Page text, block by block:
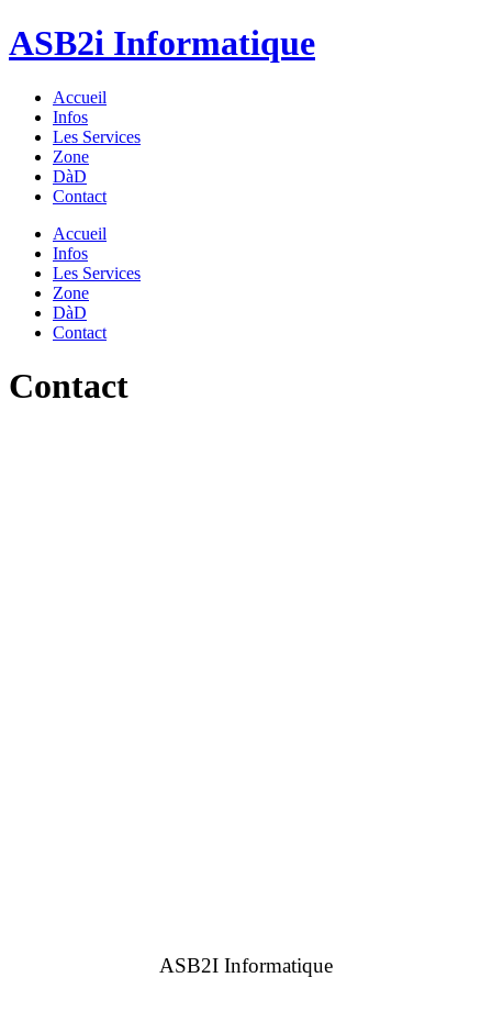
ASB2i Informatique
Accueil
Infos
Les Services
Zone
DàD
Contact
Accueil
Infos
Les Services
Zone
DàD
Contact
Contact
ASB2I Informatique